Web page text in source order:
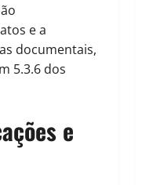
e a
documentais,
5.3.6 dos
e